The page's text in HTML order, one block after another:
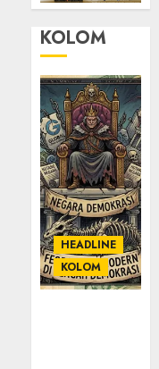
KOLOM
HEADLINE
KOLOM